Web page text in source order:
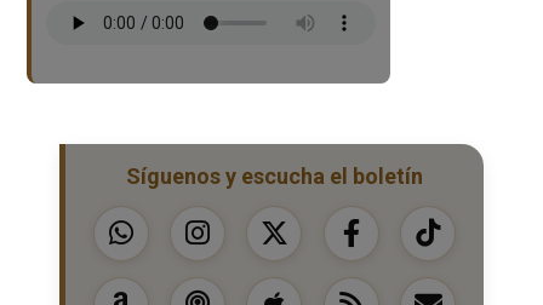
Síguenos y escucha el boletín